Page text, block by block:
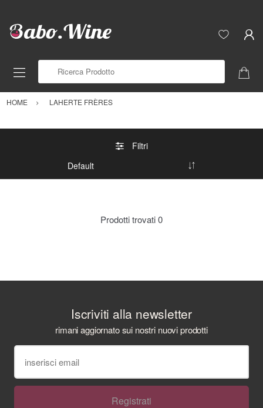
HOME LAHERTE FRÈRES
Filtri
Prodotti trovati0
Iscriviti alla newsletter
rimani aggiornato sui nostri nuovi prodotti
Registrati